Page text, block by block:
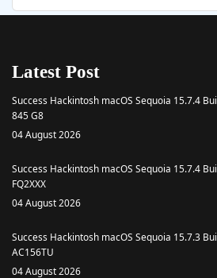
Latest Post
Success Hackintosh macOS Sequoia 15.7.4
845 G8
04 August 2026
Success Hackintosh macOS Sequoia 15.7.4
FQ2XXX
04 August 2026
Success Hackintosh macOS Sequoia 15.7.3
AC156TU
04 August 2026